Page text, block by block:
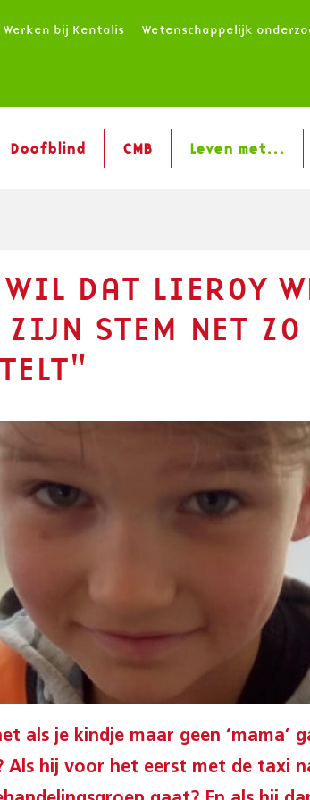
Werken bij Kentalis Wetenschappelijk
Doofblind CMB Leven met...
DAT LIEROY
STEM NET ZO
als je kindje maar geen ‘mama’
Als hij voor het eerst met de taxi